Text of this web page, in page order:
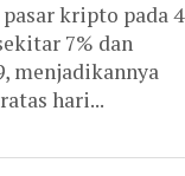
kripto pada 4
7% dan
menjadikannya
hari...